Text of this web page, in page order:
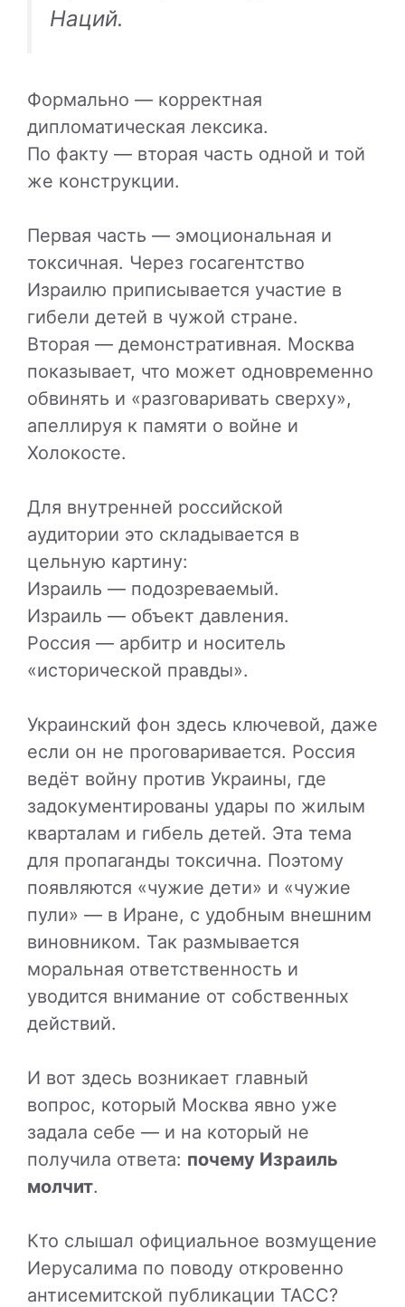
Наций.
Формально — корректная
дипломатическая лексика.
По факту — вторая часть одной и той
же конструкции.
Первая часть — эмоциональная и
токсичная. Через госагентство
Израилю приписывается участие в
гибели детей в чужой стране.
Вторая — демонстративная. Москва
показывает, что может одновременно
обвинять и «разговаривать сверху»,
апеллируя к памяти о войне и
Холокосте.
Для внутренней российской
аудитории это складывается в
цельную картину:
Израиль — подозреваемый.
Израиль — объект давления.
Россия — арбитр и носитель
«исторической правды».
Украинский фон здесь ключевой, даже
если он не проговаривается. Россия
ведёт войну против Украины, где
задокументированы удары по жилым
кварталам и гибель детей. Эта тема
для пропаганды токсична. Поэтому
появляются «чужие дети» и «чужие
пули» — в Иране, с удобным внешним
виновником. Так размывается
моральная ответственность и
уводится внимание от собственных
действий.
И вот здесь возникает главный
вопрос, который Москва явно уже
задала себе — и на который не
получила ответа: почему Израиль
молчит.
Кто слышал официальное возмущение
Иерусалима по поводу откровенно
антисемитской публикации ТАСС?